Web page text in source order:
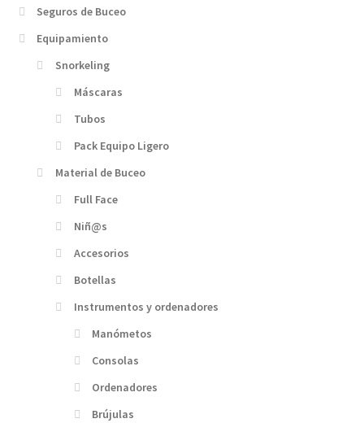
Seguros de Buceo
Equipamiento
Snorkeling
Máscaras
Tubos
Pack Equipo Ligero
Material de Buceo
Full Face
Niñ@s
Accesorios
Botellas
Instrumentos y ordenadores
Manómetos
Consolas
Ordenadores
Brújulas